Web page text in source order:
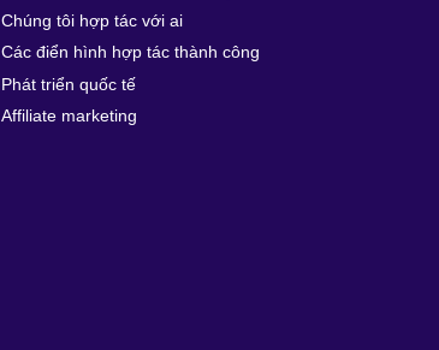
Chúng tôi hợp tác với ai
Các điển hình hợp tác thành công
Phát triển quốc tế
Affiliate marketing